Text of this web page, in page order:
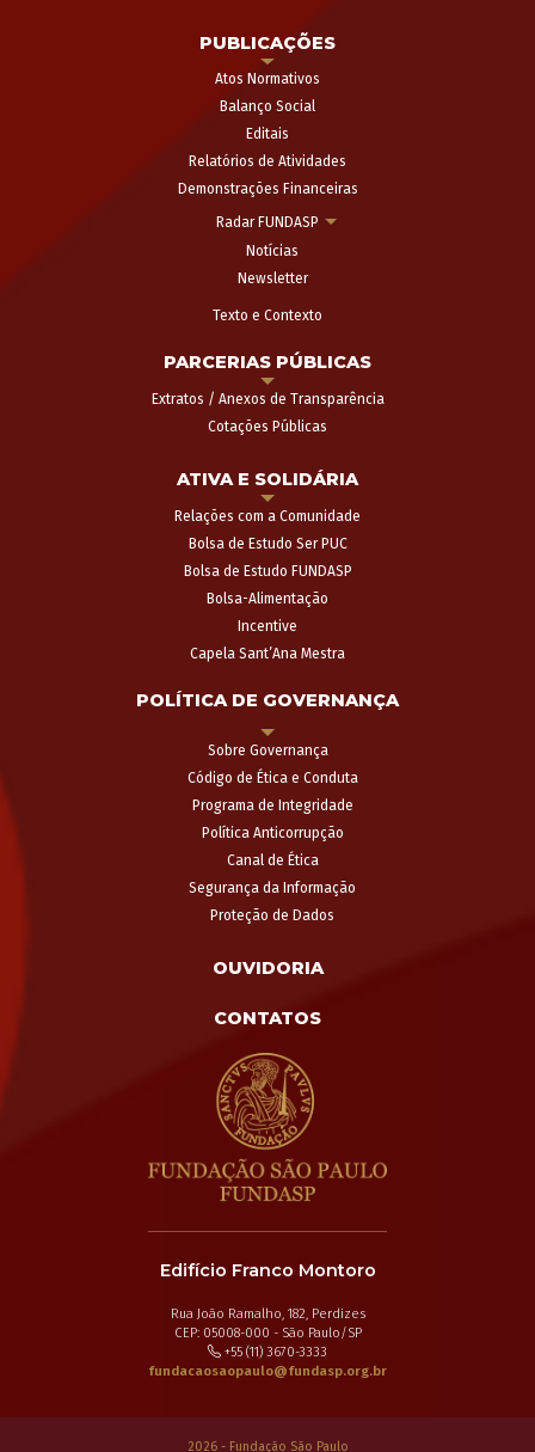
PUBLICAÇÕES
Atos Normativos
Balanço Social
Editais
Relatórios de Atividades
Demonstrações Financeiras
Radar FUNDASP
Notícias
Newsletter
Texto e Contexto
PARCERIAS PÚBLICAS
Extratos / Anexos de Transparência
Cotações Públicas
ATIVA E SOLIDÁRIA
Relações com a Comunidade
Bolsa de Estudo Ser PUC
Bolsa de Estudo FUNDASP
Bolsa-Alimentação
Incentive
Capela Sant’Ana Mestra
POLÍTICA DE GOVERNANÇA
Sobre Governança
Código de Ética e Conduta
Programa de Integridade
Política Anticorrupção
Canal de Ética
Segurança da Informação
Proteção de Dados
OUVIDORIA
CONTATOS
Edifício Franco Montoro
Rua João Ramalho, 182, Perdizes
CEP: 05008-000 - São Paulo/SP
+55 (11) 3670-3333
fundacaosaopaulo@fundasp.org.br
2026 - Fundação São Paulo